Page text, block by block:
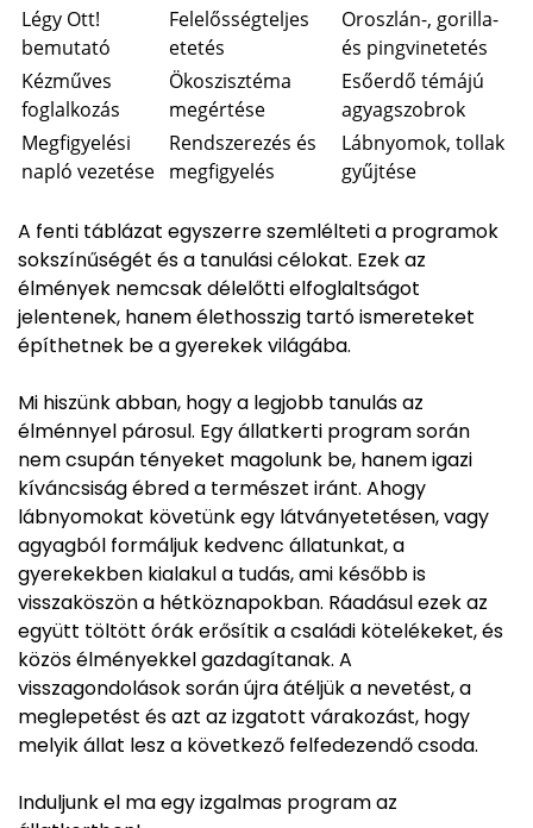
Légy Ott!
bemutató
Felelősségteljes
etetés
Oroszlán-, gorilla-
és pingvinetetés
Kézműves
foglalkozás
Ökoszisztéma
megértése
Esőerdő témájú
agyagszobrok
Megfigyelési
napló vezetése
Rendszerezés és
megfigyelés
Lábnyomok, tollak
gyűjtése
A fenti táblázat egyszerre szemlélteti a programok
sokszínűségét és a tanulási célokat. Ezek az
élmények nemcsak délelőtti elfoglaltságot
jelentenek, hanem élethosszig tartó ismereteket
építhetnek be a gyerekek világába.
Mi hiszünk abban, hogy a legjobb tanulás az
élménnyel párosul. Egy állatkerti program során
nem csupán tényeket magolunk be, hanem igazi
kíváncsiság ébred a természet iránt. Ahogy
lábnyomokat követünk egy látványetetésen, vagy
agyagból formáljuk kedvenc állatunkat, a
gyerekekben kialakul a tudás, ami később is
visszaköszön a hétköznapokban. Ráadásul ezek az
együtt töltött órák erősítik a családi kötelékeket, és
közös élményekkel gazdagítanak. A
visszagondolások során újra átéljük a nevetést, a
meglepetést és azt az izgatott várakozást, hogy
melyik állat lesz a következő felfedezendő csoda.
Induljunk el ma egy izgalmas program az